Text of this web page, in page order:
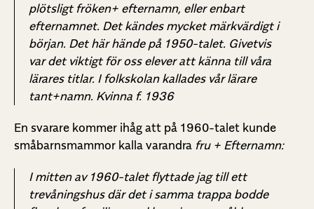
plötsligt fröken+ efternamn, eller enbart
efternamnet. Det kändes mycket märkvärdigt i
början. Det här hände på 1950-talet. Givetvis
var det viktigt för oss elever att känna till våra
lärares titlar. I folkskolan kallades vår lärare
tant+namn. Kvinna f. 1936
En svarare kommer ihåg att på 1960-talet kunde
småbarnsmammor kalla varandra fru + Efternamn:
I mitten av 1960-talet flyttade jag till ett
trevåningshus där det i samma trappa bodde